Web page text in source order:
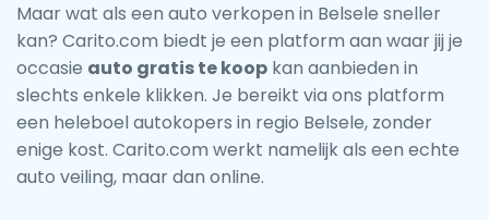
Maar wat als een auto verkopen in Belsele sneller
kan? Carito.com biedt je een platform aan waar jij je
occasie auto gratis te koop kan aanbieden in
slechts enkele klikken. Je bereikt via ons platform
een heleboel autokopers in regio Belsele, zonder
enige kost. Carito.com werkt namelijk als een echte
auto veiling, maar dan online.